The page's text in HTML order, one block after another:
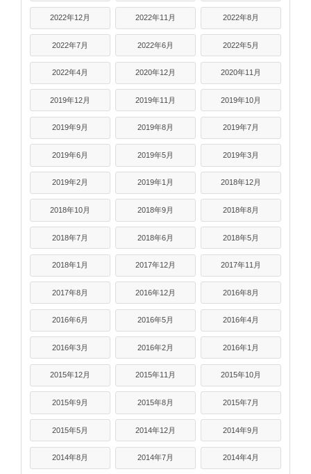
2022年12月 2022年11月 2022年8月
2022年7月 2022年6月 2022年5月
2022年4月 2020年12月 2020年11月
2019年12月 2019年11月 2019年10月
2019年9月 2019年8月 2019年7月
2019年6月 2019年5月 2019年3月
2019年2月 2019年1月 2018年12月
2018年10月 2018年9月 2018年8月
2018年7月 2018年6月 2018年5月
2018年1月 2017年12月 2017年11月
2017年8月 2016年12月 2016年8月
2016年6月 2016年5月 2016年4月
2016年3月 2016年2月 2016年1月
2015年12月 2015年11月 2015年10月
2015年9月 2015年8月 2015年7月
2015年5月 2014年12月 2014年9月
2014年8月 2014年7月 2014年4月